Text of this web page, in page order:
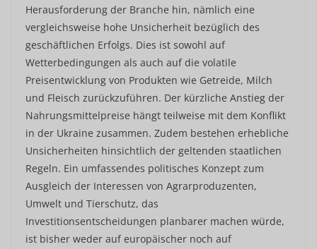
Herausforderung der Branche hin, nämlich eine
vergleichsweise hohe Unsicherheit bezüglich des
geschäftlichen Erfolgs. Dies ist sowohl auf
Wetterbedingungen als auch auf die volatile
Preisentwicklung von Produkten wie Getreide, Milch
und Fleisch zurückzuführen. Der kürzliche Anstieg der
Nahrungsmittelpreise hängt teilweise mit dem Konflikt
in der Ukraine zusammen. Zudem bestehen erhebliche
Unsicherheiten hinsichtlich der geltenden staatlichen
Regeln. Ein umfassendes politisches Konzept zum
Ausgleich der Interessen von Agrarproduzenten,
Umwelt und Tierschutz, das
Investitionsentscheidungen planbarer machen würde,
ist bisher weder auf europäischer noch auf